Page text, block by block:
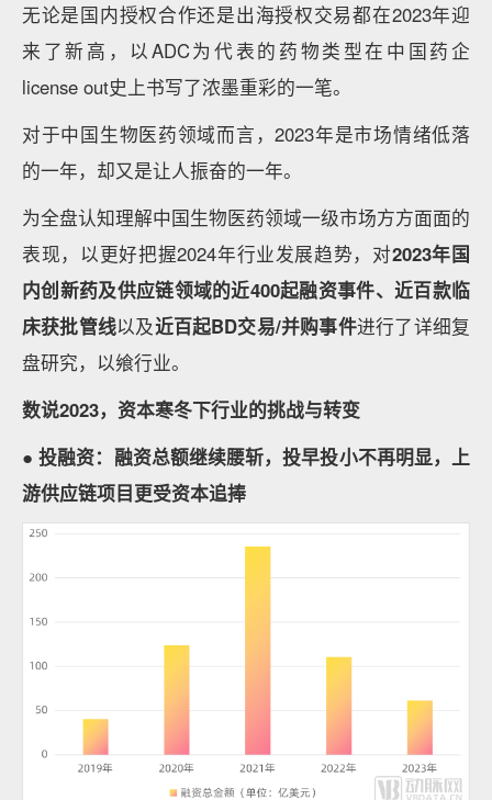
无论是国内授权合作还是出海授权交易都在2023年迎
来了新高，以ADC为代表的药物类型在中国药企
license out史上书写了浓墨重彩的一笔。
对于中国生物医药领域而言，2023年是市场情绪低落
的一年，却又是让人振奋的一年。
为全盘认知理解中国生物医药领域一级市场方方面面的
表现，以更好把握2024年行业发展趋势，对2023年国
内创新药及供应链领域的近400起融资事件、近百款临
床获批管线以及近百起BD交易/并购事件进行了详细复
盘研究，以飨行业。
数说2023，资本寒冬下行业的挑战与转变
● 投融资：融资总额继续腰斩，投早投小不再明显，上
游供应链项目更受资本追捧